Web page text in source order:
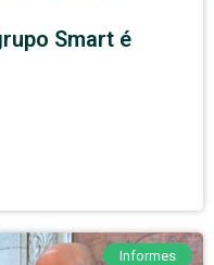
Smart é
Informes